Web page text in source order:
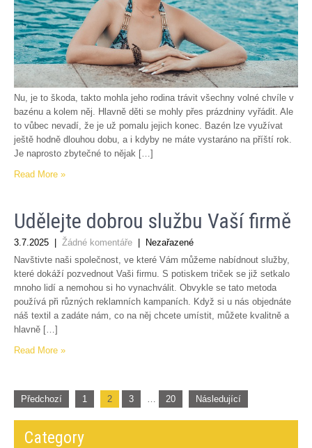
Nu, je to škoda, takto mohla jeho rodina trávit všechny volné chvíle v
bazénu a kolem něj. Hlavně děti se mohly přes prázdniny vyřádit. Ale
to vůbec nevadí, že je už pomalu jejich konec. Bazén lze využívat
ještě hodně dlouhou dobu, a i kdyby ne máte vystaráno na příští rok.
Je naprosto zbytečné to nějak […]
Read More »
Udělejte dobrou službu Vaší firmě
3.7.2025 Žádné komentáře
| Nezařazené
Navštivte naši společnost, ve které Vám můžeme nabídnout služby,
které dokáží pozvednout Vaši firmu. S potiskem triček se již setkalo
mnoho lidí a nemohou si ho vynachválit. Obvykle se tato metoda
používá při různých reklamních kampaních. Když si u nás objednáte
náš textil a zadáte nám, co na něj chcete umístit, můžete kvalitně a
hlavně […]
Read More »
Stránkování
příspěvků
Předchozí 1 2 3 20 Následující
Category